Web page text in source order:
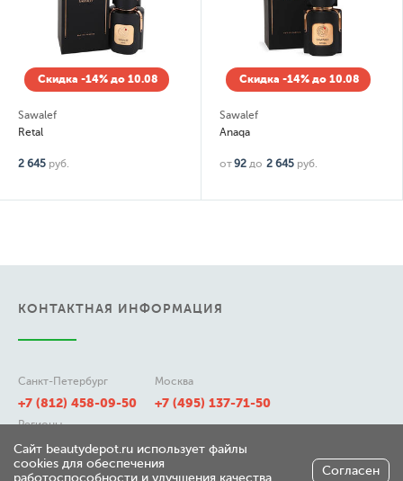
Скидка -14% до 10.08
Sawalef
Retal
2 645 руб.
Скидка -14% до 10.08
Sawalef
Anaqa
от92 до 2 645 руб.
КОНТАКТНАЯ ИНФОРМАЦИЯ
Санкт-Петербург
+7 (812) 458-09-50
Москва
+7 (495) 137-71-50
Регионы
8 (800) 511-21-50
Сайт beautydepot.ru использует файлы
cookies для обеспечения
работоспособности и улучшения качества
Согласен